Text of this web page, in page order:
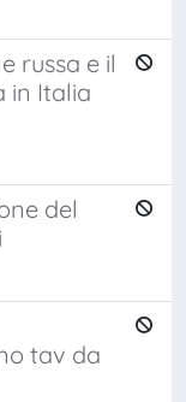
russa e il
in Italia
del
tav da